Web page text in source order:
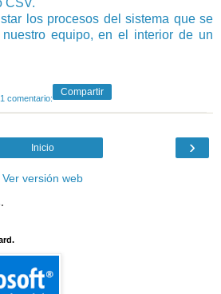
CSV.
los procesos del sistema que se
equipo, en el interior de un
1 comentario:
Compartir
›
Inicio
Ver versión web